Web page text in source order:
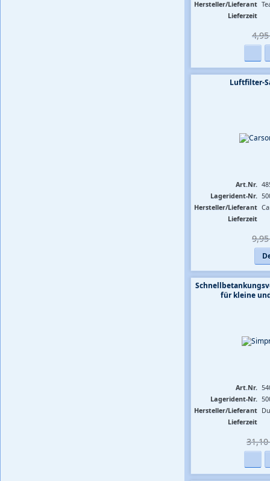
Hersteller/Lieferant
Lieferzeit
4,95
Luftfilter-
Art.Nr.
Lagerident-Nr.
Hersteller/Lieferant
Lieferzeit
9,95
für kleine
Art.Nr.
Lagerident-Nr.
Hersteller/Lieferant
Lieferzeit
31,10